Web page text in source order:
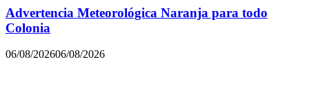
Advertencia Meteorológica Naranja para todo
Colonia
06/08/202606/08/2026